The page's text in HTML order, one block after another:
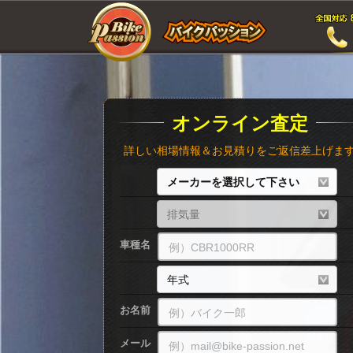
オンライン査定
詳しい相場情報＆お見積りをご返信差上げま
車種名
お名前
メール